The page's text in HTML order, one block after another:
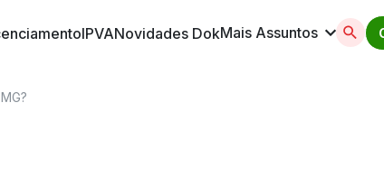
informações sobre licenciamento, ipva,
IPVANovidades DokMais Assuntos